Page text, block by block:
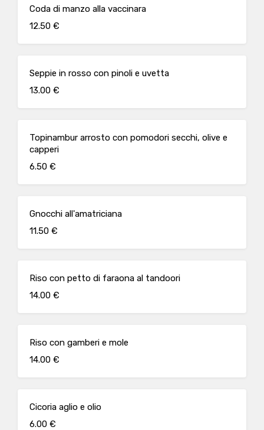
Coda di manzo alla vaccinara
12.50 €
Seppie in rosso con pinoli e uvetta
13.00 €
Topinambur arrosto con pomodori secchi, olive e
capperi
6.50 €
Gnocchi all'amatriciana
11.50 €
Riso con petto di faraona al tandoori
14.00 €
Riso con gamberi e mole
14.00 €
Cicoria aglio e olio
6.00 €